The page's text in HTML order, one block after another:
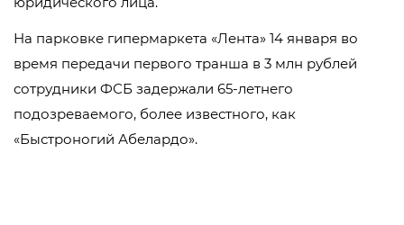
На парковке гипермаркета «Лента» 14 января во
время передачи первого транша в 3 млн рублей
сотрудники ФСБ задержали 65-летнего
подозреваемого, более известного, как
«Быстроногий Абелардо».